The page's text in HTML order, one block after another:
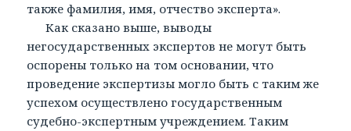
также фамилия, имя, отчество эксперта».
Как сказано выше, выводы
негосударственных экспертов не могут быть
оспорены только на том основании, что
проведение экспертизы могло быть с таким же
успехом осуществлено государственным
судебно-экспертным учреждением. Таким